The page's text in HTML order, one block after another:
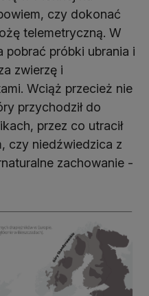
czy dokonać
telemetryczną. W
pobrać próbki ubrania i
zwierzę i
Wciąż przecież nie
przychodził do
przez co utracił
czy niedźwiedzica z
zachowanie -